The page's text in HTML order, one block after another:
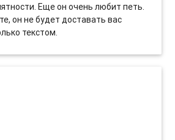
Еще он очень любит петь.
он не будет доставать вас
текстом.